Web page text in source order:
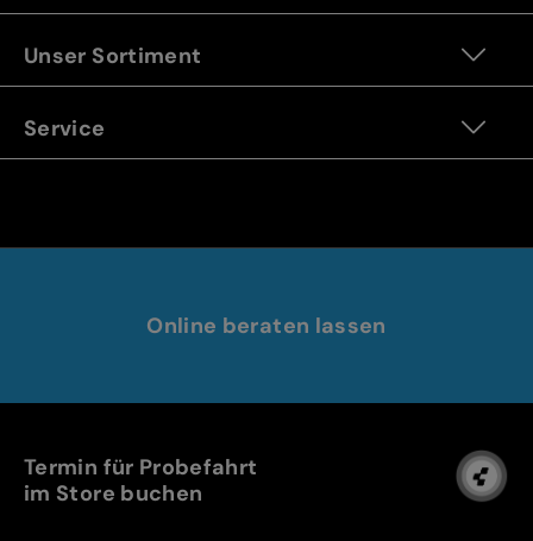
Unser Sortiment
Service
Online beraten lassen
Termin für Probefahrt
im Store buchen